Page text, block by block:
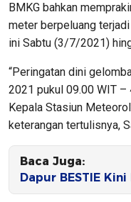
BMKG bahkan
meter berpeluang
ini Sabtu (3/7/2021)
“Peringatan dini
2021 pukul 09.00 WIT –
Kepala Stasiun
keterangan tertulisnya,
Baca Juga:
Dapur BESTIE